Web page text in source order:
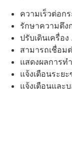
ความเร็วต่อก
รักษาความตึง
ปรับเดินเครื่อ
สามารถเชื่อม
แสดงผลการท
แจ้งเตือนระย
แจ้งเตือนและ